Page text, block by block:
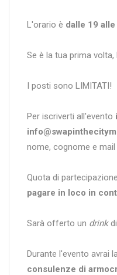
L'orario è dalle 19 alle
Se è la tua prima volta,
I posti sono LIMITATI!
Per iscriverti all'evento
nome, cognome e
Quota di
pagare in loco in
Sarà offerto un drinkdi
Durante l'evento avrai
consulenze di